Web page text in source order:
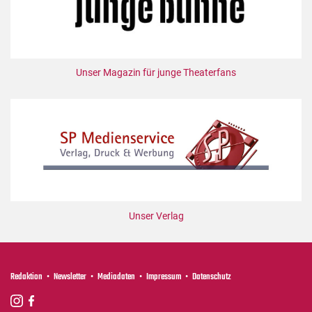
Unser Magazin für junge Theaterfans
Unser Verlag
Redaktion Newsletter Mediadaten Impressum Datenschutz